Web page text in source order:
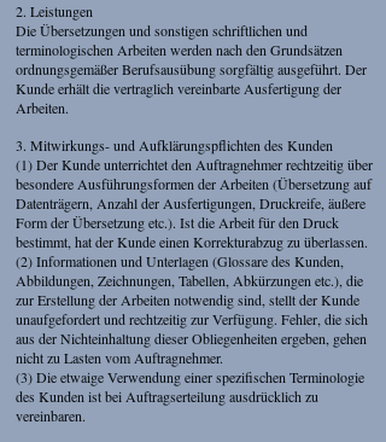
2. Leistungen
Die Übersetzungen und sonstigen schriftlichen und
terminologischen Arbeiten werden nach den Grundsätzen
ordnungsgemäßer Berufsausübung sorgfältig ausgeführt. Der
Kunde erhält die vertraglich vereinbarte Ausfertigung der
Arbeiten.
3. Mitwirkungs- und Aufklärungspflichten des Kunden
(1) Der Kunde unterrichtet den Auftragnehmer rechtzeitig über
besondere Ausführungsformen der Arbeiten (Übersetzung auf
Datenträgern, Anzahl der Ausfertigungen, Druckreife, äußere
Form der Übersetzung etc.). Ist die Arbeit für den Druck
bestimmt, hat der Kunde einen Korrekturabzug zu überlassen.
(2) Informationen und Unterlagen (Glossare des Kunden,
Abbildungen, Zeichnungen, Tabellen, Abkürzungen etc.), die
zur Erstellung der Arbeiten notwendig sind, stellt der Kunde
unaufgefordert und rechtzeitig zur Verfügung. Fehler, die sich
aus der Nichteinhaltung dieser Obliegenheiten ergeben, gehen
nicht zu Lasten vom Auftragnehmer.
(3) Die etwaige Verwendung einer spezifischen Terminologie
des Kunden ist bei Auftragserteilung ausdrücklich zu
vereinbaren.